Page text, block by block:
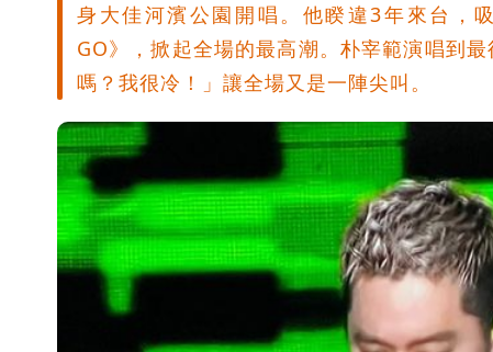
身大佳河濱公園開唱。他睽違3年來台，
GO》，掀起全場的最高潮。朴宰範演唱到
嗎？我很冷！」讓全場又是一陣尖叫。